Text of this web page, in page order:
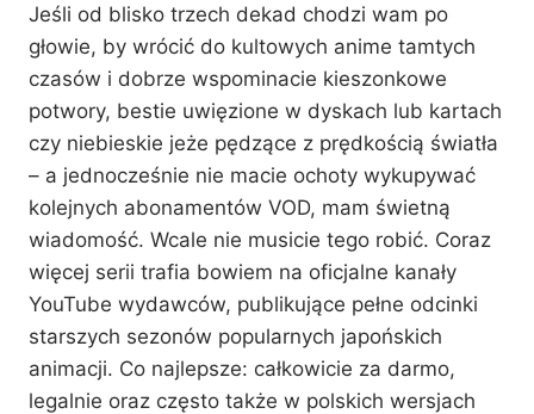
Jeśli od blisko trzech dekad chodzi wam po
głowie, by wrócić do kultowych anime tamtych
czasów i dobrze wspominacie kieszonkowe
potwory, bestie uwięzione w dyskach lub kartach
czy niebieskie jeże pędzące z prędkością światła
– a jednocześnie nie macie ochoty wykupywać
kolejnych abonamentów VOD, mam świetną
wiadomość. Wcale nie musicie tego robić. Coraz
więcej serii trafia bowiem na oficjalne kanały
YouTube wydawców, publikujące pełne odcinki
starszych sezonów popularnych japońskich
animacji. Co najlepsze: całkowicie za darmo,
legalnie oraz często także w polskich wersjach